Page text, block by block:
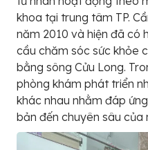
khoa tại trung tâm TP.
năm 2010 và hiện đã có
cầu chăm sóc sức khỏe
bằng sông Cửu Long.
phòng khám phát triển
khác nhau nhằm đáp
bản đến chuyên sâu của